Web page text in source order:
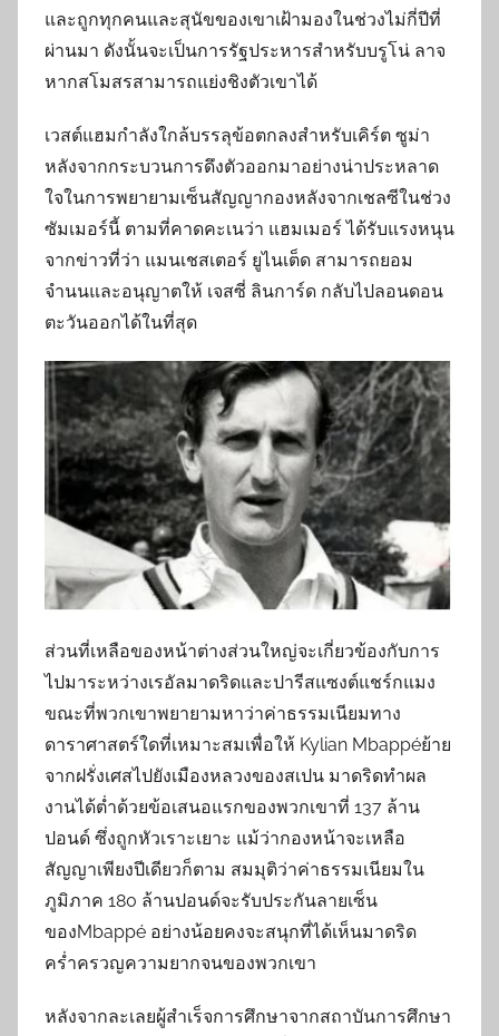
และถูกทุกคนและสุนัขของเขาเฝ้ามองในช่วงไม่กี่ปีที่
ผ่านมา ดังนั้นจะเป็นการรัฐประหารสำหรับบรูโน่ ลาจ
หากสโมสรสามารถแย่งชิงตัวเขาได้
เวสต์แฮมกำลังใกล้บรรลุข้อตกลงสำหรับเคิร์ต ซูม่า
หลังจากกระบวนการดึงตัวออกมาอย่างน่าประหลาด
ใจในการพยายามเซ็นสัญญากองหลังจากเชลซีในช่วง
ซัมเมอร์นี้ ตามที่คาดคะเนว่า แฮมเมอร์ ได้รับแรงหนุน
จากข่าวที่ว่า แมนเชสเตอร์ ยูไนเต็ด สามารถยอม
จำนนและอนุญาตให้ เจสซี่ ลินการ์ด กลับไปลอนดอน
ตะวันออกได้ในที่สุด
ส่วนที่เหลือของหน้าต่างส่วนใหญ่จะเกี่ยวข้องกับการ
ไปมาระหว่างเรอัลมาดริดและปารีสแซงต์แชร์กแมง
ขณะที่พวกเขาพยายามหาว่าค่าธรรมเนียมทาง
ดาราศาสตร์ใดที่เหมาะสมเพื่อให้ Kylian Mbappéย้าย
จากฝรั่งเศสไปยังเมืองหลวงของสเปน มาดริดทำผล
งานได้ต่ำด้วยข้อเสนอแรกของพวกเขาที่ 137 ล้าน
ปอนด์ ซึ่งถูกหัวเราะเยาะ แม้ว่ากองหน้าจะเหลือ
สัญญาเพียงปีเดียวก็ตาม สมมุติว่าค่าธรรมเนียมใน
ภูมิภาค 180 ล้านปอนด์จะรับประกันลายเซ็น
ของMbappé อย่างน้อยคงจะสนุกที่ได้เห็นมาดริด
คร่ำครวญความยากจนของพวกเขา
หลังจากละเลยผู้สำเร็จการศึกษาจากสถาบันการศึกษา